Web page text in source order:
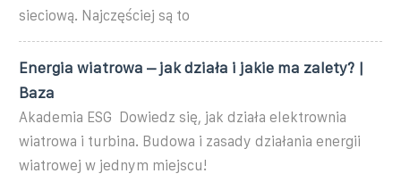
sieciową. Najczęściej są to
Energia wiatrowa – jak działa i jakie ma zalety? |
Baza
Akademia ESG ️ Dowiedz się, jak działa elektrownia
wiatrowa i turbina. Budowa i zasady działania energii
wiatrowej w jednym miejscu!